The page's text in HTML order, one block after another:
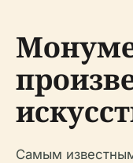
Самым